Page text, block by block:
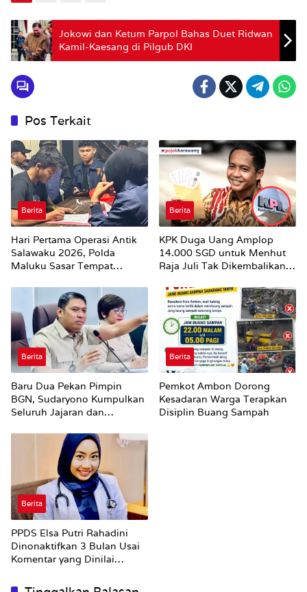
Jokowi dan Ketum Parpol Bahas Duet Ridwan
Kamil-Kaesang di Pilgub DKI
Pos Terkait
Berita
Hari Pertama Operasi Antik
Salawaku 2026, Polda
Maluku Sasar Tempat
Berita
KPK Duga Uang Amplop
14.000 SGD untuk Menhut
Raja Juli Tak Dikembalikan
Berita
Baru Dua Pekan Pimpin
BGN, Sudaryono Kumpulkan
Seluruh Jajaran dan
Pungli dan Pemerasan
Supplier harus Berhenti
Berita
Pemkot Ambon Dorong
Kesadaran Warga Terapkan
Disiplin Buang Sampah
Berita
PPDS Elsa Putri Rahadini
Dinonaktifkan 3 Bulan Usai
Komentar yang Dinilai